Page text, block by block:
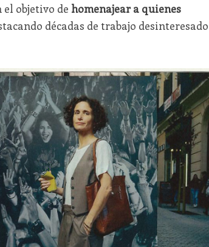
objetivo de homenajear a quienes
décadas de trabajo desinteresado